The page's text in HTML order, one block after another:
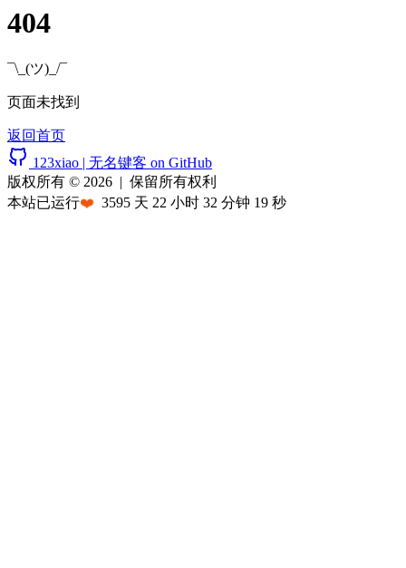
404
¯\_(ツ)_/¯
页面未找到
返回首页
123xiao | 无名键客 on GitHub
版权所有 © 2026 | 保留所有权利
本站已运行❤️ 3595 天 22 小时 32 分钟 19 秒